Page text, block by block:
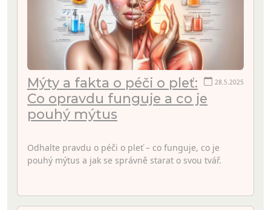
28.5.2025
Mýty a fakta o péči o pleť:
Co opravdu funguje a co je
pouhý mýtus
Odhalte pravdu o péči o pleť – co funguje, co je
pouhý mýtus a jak se správně starat o svou tvář.